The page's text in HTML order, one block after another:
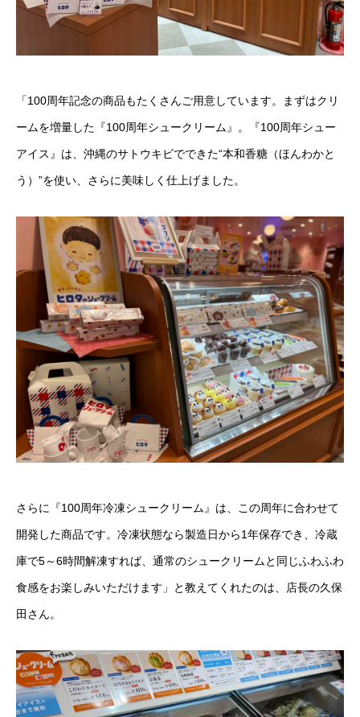
「100周年記念の商品もたくさんご用意しています。まずはクリ
ームを増量した『100周年シュークリーム』。『100周年シュー
アイス』は、沖縄のサトウキビでできた“本和香糖（ほんわかと
う）”を使い、さらに美味しく仕上げました。
さらに『100周年冷凍シュークリーム』は、この周年に合わせて
開発した商品です。冷凍状態なら製造日から1年保存でき、冷蔵
庫で5～6時間解凍すれば、通常のシュークリームと同じふわふわ
食感をお楽しみいただけます」と教えてくれたのは、店長の久保
田さん。